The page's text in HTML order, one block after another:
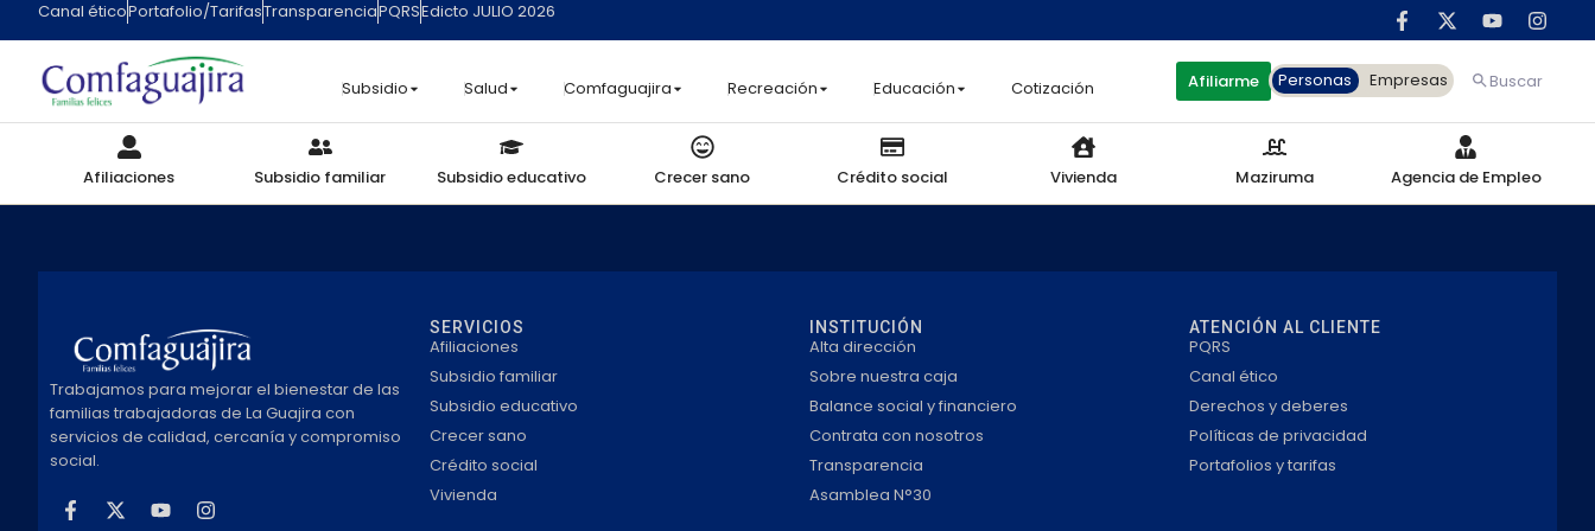
Canal éticoPortafolio/TarifasTransparenciaPQRSEdicto JULIO 2026
Subsidio Salud Comfaguajira Recreación Educación Cotización Afiliarme Personas Empresas Buscar
Afiliaciones Subsidio familiar Subsidio educativo Crecer sano Crédito social Vivienda Maziruma Agencia de Empleo
Trabajamos para mejorar el bienestar de las
familias trabajadoras de La Guajira con
servicios de calidad, cercanía y compromiso
social.
SERVICIOS
Afiliaciones
Subsidio familiar
Subsidio educativo
Crecer sano
Crédito social
Vivienda
INSTITUCIÓN
Alta dirección
Sobre nuestra caja
Balance social y financiero
Contrata con nosotros
Transparencia
Asamblea N°30
ATENCIÓN AL CLIENTE
PQRS
Canal ético
Derechos y deberes
Políticas de privacidad
Portafolios y tarifas